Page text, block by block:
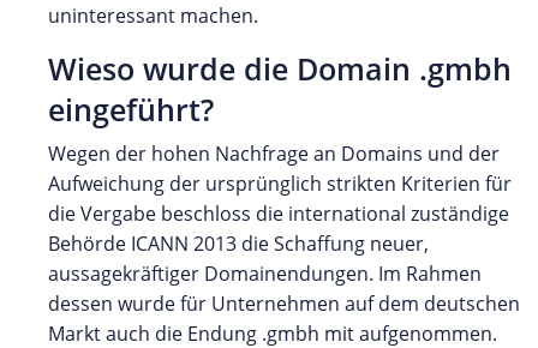
uninteressant machen.
Wieso wurde die Domain .gmbh
eingeführt?
Wegen der hohen Nachfrage an Domains und der
Aufweichung der ursprünglich strikten Kriterien für
die Vergabe beschloss die international zuständige
Behörde ICANN 2013 die Schaffung neuer,
aussagekräftiger Domainendungen. Im Rahmen
dessen wurde für Unternehmen auf dem deutschen
Markt auch die Endung .gmbh mit aufgenommen.